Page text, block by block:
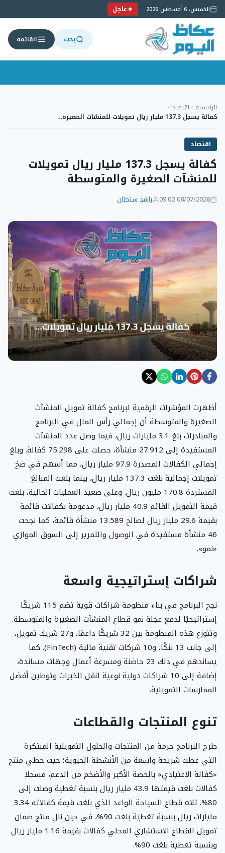
الخميس، 6 أغسطس 2026 عاجل
بحث القائمة
إلى
المحتوى
الرئيسية › اقتصاد ›
كفالة يسجل 137.3 مليار ريال تمويلات للمنشآت الصغيرة…
اقتصاد
كفالة يسجل 137.3 مليار ريال تمويلات
للمنشآت الصغيرة والمتوسطة
08/07/2026 09:02 راشد سلطان
أظهرت المؤشرات الرقمية لبرنامج كفالة تمويل المنشآت
الصغيرة والمتوسطة أن إجمالي رأس المال في البرنامج
والمبادرات بلغ 3.1 مليارات ريال، فيما وصل عدد المنشآت
المستفيدة إلى 27.912 منشأة، حصلت على 75.298 كفالة. وبلغ
إجمالي الكفالات المصدرة 97.9 مليار ريال، مما أسهم في ضخ
تمويلات إجمالية بلغت 137.3 مليار ريال، بينما بلغت المبالغ
المستردة 170.8 مليون ريال. وعلى صعيد العمليات الحالية، بلغت
قيمة التمويل القائم 40.9 مليار ريال، مدعومة بكفالات قائمة
بقيمة 29.6 مليار ريال لصالح 13.589 منشأة قائمة، كما نجحت
46 منشأة مستفيدة في الوصول والتمرير إلى السوق الموازي
«نمو».
شراكات إستراتيجية واسعة
نجح البرنامج في بناء منظومة شراكات قوية تضم 115 شريكًا
إستراتيجيًا لدفع عجلة نمو قطاع المنشآت الصغيرة والمتوسطة.
وتتوزع هذه المنظومة بين 32 شريكًا داعمًا، و27 شريك تمويل،
إلى جانب 13 بنكًا، و10 شركات تقنية مالية (FinTech). كما
يساندهم في ذلك 23 حاضنة ومسرعة أعمال وجهات مساندة،
إضافة إلى 10 شراكات دولية نوعية لنقل الخبرات وتوطين أفضل
الممارسات التمويلية.
تنوع المنتجات والقطاعات
طرح البرنامج حزمة من المنتجات والحلول التمويلية المبتكرة
التي غطت شريحة واسعة من الأنشطة الحيوية؛ حيث حظي منتج
«كفالة الاعتيادي» بالحصة الأكبر والأضخم من الدعم، مسجلا
كفالات بلغت قيمتها 43.9 مليار ريال بنسبة تغطية وصلت إلى
80%. تلاه قطاع السياحة الواعد الذي بلغت قيمة كفالاته 3.34
مليارات ريال بنسبة تغطية بلغت 90%، في حين نال منتج ضمان
تمويل القطاع الاستشاري المحلي كفالات بقيمة 1.16 مليار ريال
وبنسبة تغطية بلغت 90%.